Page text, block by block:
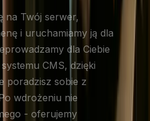
na Twój serwer,
i uruchamiamy ją dla
dla Ciebie
CMS, dzięki
poradzisz sobie z
wdrożeniu nie
- oferujemy